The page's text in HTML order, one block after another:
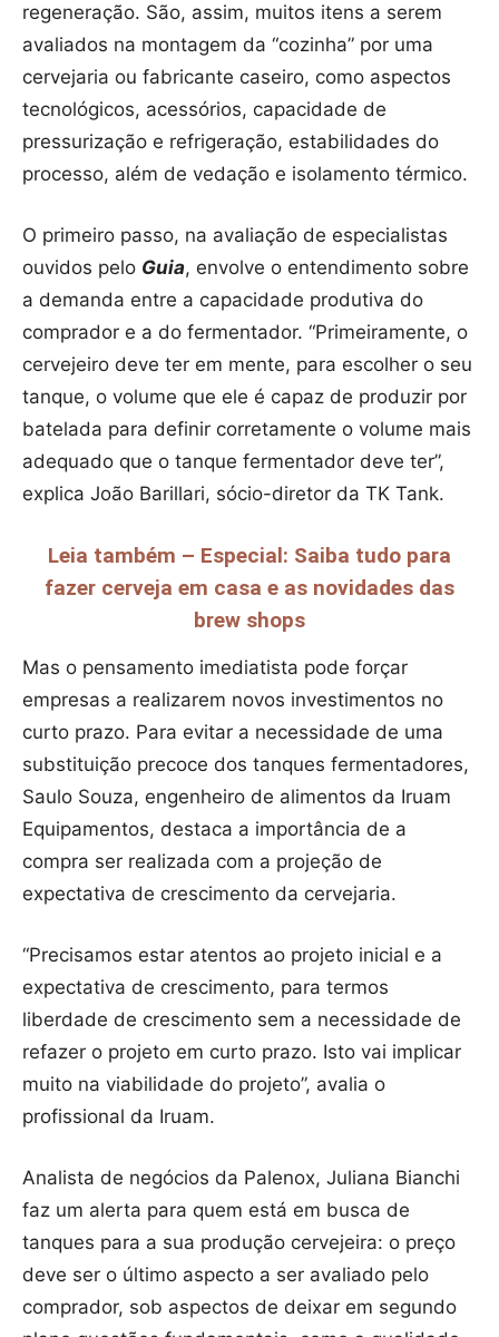
regeneração. São, assim, muitos itens a serem
avaliados na montagem da “cozinha” por uma
cervejaria ou fabricante caseiro, como aspectos
tecnológicos, acessórios, capacidade de
pressurização e refrigeração, estabilidades do
processo, além de vedação e isolamento térmico.
O primeiro passo, na avaliação de especialistas
ouvidos pelo Guia, envolve o entendimento sobre
a demanda entre a capacidade produtiva do
comprador e a do fermentador. “Primeiramente, o
cervejeiro deve ter em mente, para escolher o seu
tanque, o volume que ele é capaz de produzir por
batelada para definir corretamente o volume mais
adequado que o tanque fermentador deve ter”,
explica João Barillari, sócio-diretor da TK Tank.
Leia também – Especial: Saiba tudo para
fazer cerveja em casa e as novidades das
brew shops
Mas o pensamento imediatista pode forçar
empresas a realizarem novos investimentos no
curto prazo. Para evitar a necessidade de uma
substituição precoce dos tanques fermentadores,
Saulo Souza, engenheiro de alimentos da Iruam
Equipamentos, destaca a importância de a
compra ser realizada com a projeção de
expectativa de crescimento da cervejaria.
“Precisamos estar atentos ao projeto inicial e a
expectativa de crescimento, para termos
liberdade de crescimento sem a necessidade de
refazer o projeto em curto prazo. Isto vai implicar
muito na viabilidade do projeto”, avalia o
profissional da Iruam.
Analista de negócios da Palenox, Juliana Bianchi
faz um alerta para quem está em busca de
tanques para a sua produção cervejeira: o preço
deve ser o último aspecto a ser avaliado pelo
comprador, sob aspectos de deixar em segundo